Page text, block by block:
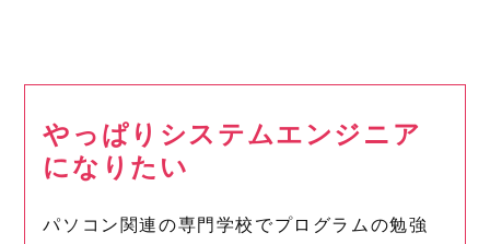
やっぱりシステムエンジニア
になりたい
パソコン関連の専門学校でプログラムの勉強